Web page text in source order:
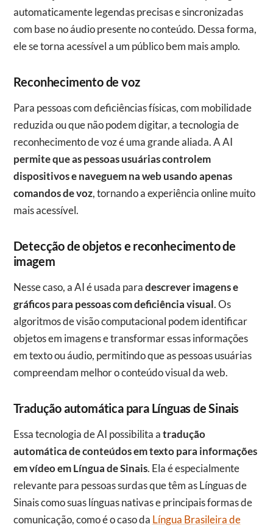
automaticamente legendas precisas e sincronizadas
com base no áudio presente no conteúdo. Dessa forma,
ele se torna acessível a um público bem mais amplo.
Reconhecimento de voz
Para pessoas com deficiências físicas, com mobilidade
reduzida ou que não podem digitar, a tecnologia de
reconhecimento de voz é uma grande aliada. A AI
permite que as pessoas usuárias controlem
dispositivos e naveguem na web usando apenas
comandos de voz, tornando a experiência online muito
mais acessível.
Detecção de objetos e reconhecimento de
imagem
Nesse caso, a AI é usada paradescrever imagens e
gráficos para pessoas com deficiência visual. Os
algoritmos de visão computacional podem identificar
objetos em imagens e transformar essas informações
em texto ou áudio, permitindo que as pessoas usuárias
compreendam melhor o conteúdo visual da web.
Tradução automática para Línguas de Sinais
Essa tecnologia de AI possibilita atradução
automática de conteúdos em texto para informações
em vídeo em Língua de Sinais. Ela é especialmente
relevante para pessoas surdas que têm as Línguas de
Sinais como suas línguas nativas e principais formas de
comunicação, como é o caso da Língua Brasileira de